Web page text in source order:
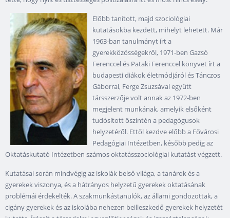
Előbb tanított, majd szociológiai
kutatásokba kezdett, mihelyt lehetett. Már
1963-ban tanulmányt írt a
gyerekközösségekről, 1971-ben Gazsó
Ferenccel és Pataki Ferenccel könyvet írt a
budapesti diákok életmódjáról és Tánczos
Gáborral, Ferge Zsuzsával együtt
társszerzője volt annak az 1972-ben
megjelent munkának, amelyik elsőként
tudósított őszintén a pedagógusok
helyzetéről. Ettől kezdve előbb a Fővárosi
Pedagógiai Intézetben, később pedig az
Oktatáskutató Intézetben számos oktatásszociológiai kutatást végzett.
Kutatásai során mindvégig az iskolák belső világa, a tanárok és a
gyerekek viszonya, és a hátrányos helyzetű gyerekek oktatásának
problémái érdekelték. A szakmunkástanulók, az állami gondozottak, a
cigány gyerekek és az iskolába nehezen beilleszkedő gyerekek helyzetét